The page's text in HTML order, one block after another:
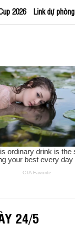
2026 Link dự phòng
24/5